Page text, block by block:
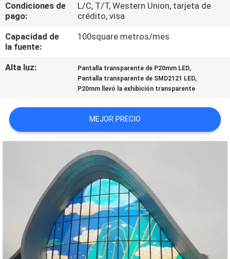
ÉNTRENOS
EN
CONTACTO
CON
PIDA
MAPA
SITIO
Condiciones de
pago:
L/C, T/T, Western Union, tarjeta de
crédito, visa
Capacidad de
la fuente:
100square metros/mes
Alta luz: Pantalla transparente de P20mm LED,
Pantalla transparente de SMD2121 LED,
P20mm llevó la exhibición transparente
MEJOR PRECIO